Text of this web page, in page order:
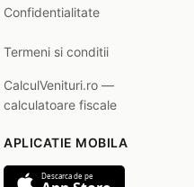
Confidentialitate
Termeni si conditii
CalculVenituri.ro —
calculatoare fiscale
APLICATIE MOBILA
Descarca de pe